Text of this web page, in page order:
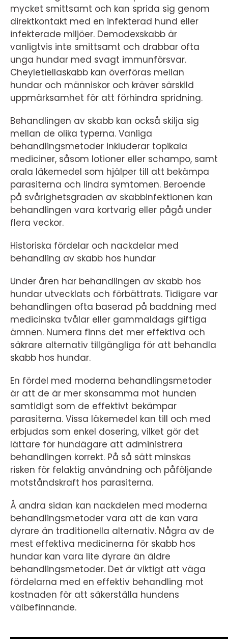
mycket smittsamt och kan sprida sig genom
direktkontakt med en infekterad hund eller
infekterade miljöer. Demodexskabb är
vanligtvis inte smittsamt och drabbar ofta
unga hundar med svagt immunförsvar.
Cheyletiellaskabb kan överföras mellan
hundar och människor och kräver särskild
uppmärksamhet för att förhindra spridning.
Behandlingen av skabb kan också skilja sig
mellan de olika typerna. Vanliga
behandlingsmetoder inkluderar topikala
mediciner, såsom lotioner eller schampo, samt
orala läkemedel som hjälper till att bekämpa
parasiterna och lindra symtomen. Beroende
på svårighetsgraden av skabbinfektionen kan
behandlingen vara kortvarig eller pågå under
flera veckor.
Historiska fördelar och nackdelar med
behandling av skabb hos hundar
Under åren har behandlingen av skabb hos
hundar utvecklats och förbättrats. Tidigare var
behandlingen ofta baserad på baddning med
medicinska tvålar eller gammaldags giftiga
ämnen. Numera finns det mer effektiva och
säkrare alternativ tillgängliga för att behandla
skabb hos hundar.
En fördel med moderna behandlingsmetoder
är att de är mer skonsamma mot hunden
samtidigt som de effektivt bekämpar
parasiterna. Vissa läkemedel kan till och med
erbjudas som enkel dosering, vilket gör det
lättare för hundägare att administrera
behandlingen korrekt. På så sätt minskas
risken för felaktig användning och påföljande
motståndskraft hos parasiterna.
Å andra sidan kan nackdelen med moderna
behandlingsmetoder vara att de kan vara
dyrare än traditionella alternativ. Några av de
mest effektiva medicinerna för skabb hos
hundar kan vara lite dyrare än äldre
behandlingsmetoder. Det är viktigt att väga
fördelarna med en effektiv behandling mot
kostnaden för att säkerställa hundens
välbefinnande.